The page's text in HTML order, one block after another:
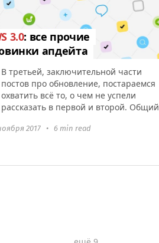
3.0: все прочие
апдейта
В третьей, заключительной части
постов про обновление, постараемся
охватить всё то, о чем не успели
рассказать в первой и второй. Общий
теперь он...
2017 • 6 min read